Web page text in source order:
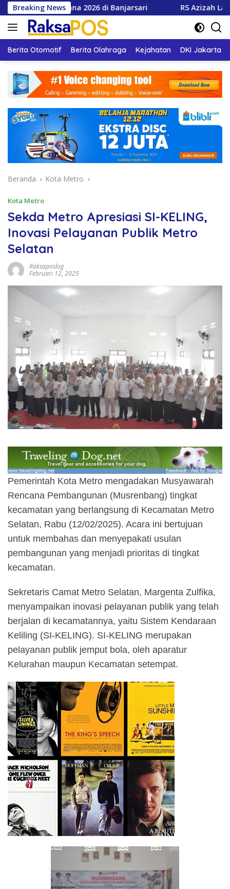
Langsung
ke
konten
Breaking News
2026 di Banjarsari RS Azizah Layani 66 Ribu
Berita Otomotif Berita Olahraga Kejahatan DKI Jakarta
Beranda Kota Metro
Kota Metro
Sekda Metro Apresiasi SI-KELING,
Inovasi Pelayanan Publik Metro
Selatan
Raksaposlog
Februari 12, 2025
Pemerintah Kota Metro mengadakan Musyawarah
Rencana Pembangunan (Musrenbang) tingkat
kecamatan yang berlangsung di Kecamatan Metro
Selatan, Rabu (12/02/2025). Acara ini bertujuan
untuk membahas dan menyepakati usulan
pembangunan yang menjadi prioritas di tingkat
kecamatan.
Sekretaris Camat Metro Selatan, Margenta Zulfika,
menyampaikan inovasi pelayanan publik yang telah
berjalan di kecamatannya, yaitu Sistem Kendaraan
Keliling (SI-KELING). SI-KELING merupakan
pelayanan publik jemput bola, oleh aparatur
Kelurahan maupun Kecamatan setempat.